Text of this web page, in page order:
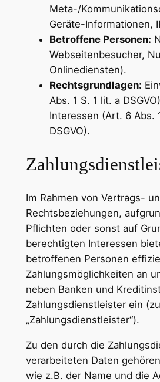
Meta-/
Geräte-Informationen,
Betroffene Personen:
Webseitenbesucher,
Onlinediensten).
Rechtsgrundlagen:
Abs. 1 S. 1 lit. a
Interessen (Art. 6 Abs.
DSGVO).
Im Rahmen von Vertrags-
Rechtsbeziehungen,
Pflichten oder sonst auf
berechtigten Interessen
betroffenen Personen
Zahlungsmöglichkeiten an
neben Banken und
Zahlungsdienstleister ein
„Zahlungsdienstleister“).
Zu den durch die
verarbeiteten Daten
wie z.B. der Name und die